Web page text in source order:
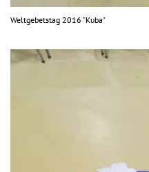
Weltgebetstag 2016 "Kuba"